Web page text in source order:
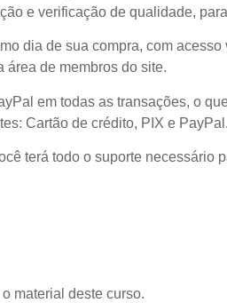
e verificação de qualidade,
dia de sua compra, com
área de membros do site.
em todas as transações, o
Cartão de crédito, PIX e PayPal.
terá todo o suporte
material deste curso.